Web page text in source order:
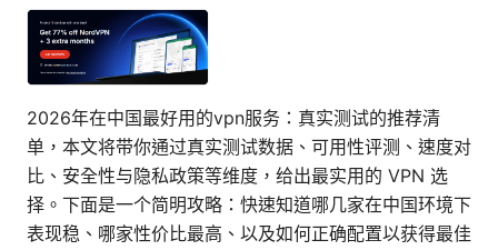
2026年在中国最好用的vpn服务：真实测试的推荐清
单，本文将带你通过真实测试数据、可用性评测、速度对
比、安全性与隐私政策等维度，给出最实用的 VPN 选
择。下面是一个简明攻略：快速知道哪几家在中国环境下
表现稳、哪家性价比最高、以及如何正确配置以获得最佳